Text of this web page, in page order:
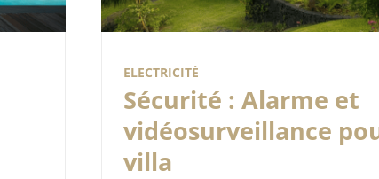
ELECTRICITÉ
Sécurité : Alarme et
vidéosurveillance
villa